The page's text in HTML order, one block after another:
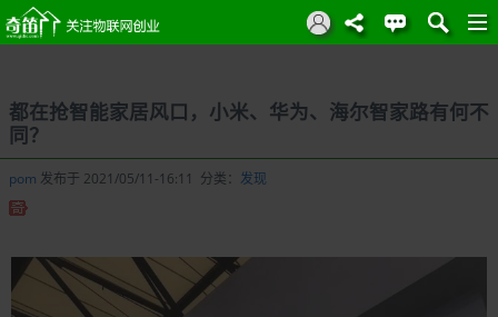
都在抢智能家居风口，小米、华为、海尔智家路有何不
同？
pom 发布于 2021/05/11-16:11 分类： 发现